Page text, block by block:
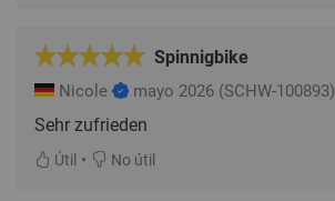
Spinnigbike
Nicole mayo 2026 (SCHW-100893)
Sehr zufrieden
Útil • No útil